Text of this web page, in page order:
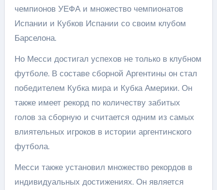
чемпионов УЕФА и множество чемпионатов
Испании и Кубков Испании со своим клубом
Барселона.
Но Месси достигал успехов не только в клубном
футболе. В составе сборной Аргентины он стал
победителем Кубка мира и Кубка Америки. Он
также имеет рекорд по количеству забитых
голов за сборную и считается одним из самых
влиятельных игроков в истории аргентинского
футбола.
Месси также установил множество рекордов в
индивидуальных достижениях. Он является